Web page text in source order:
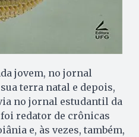
jovem, no jornal
terra natal e depois,
no jornal estudantil da
redator de crônicas
e, às vezes, também,